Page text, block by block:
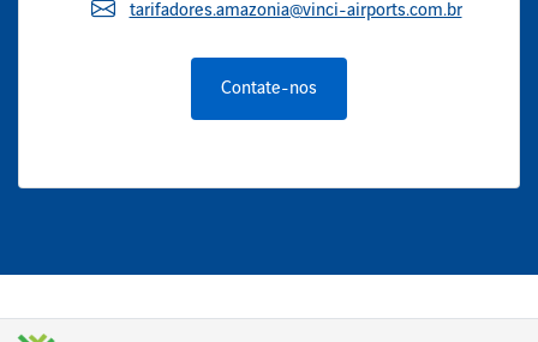
tarifadores.amazonia@vinci-airports.com.br
Contate-nos